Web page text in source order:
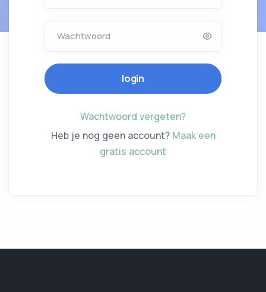
Wachtwoord
Wachtwoord vergeten?
Heb je nog geen account? Maak een
gratis account